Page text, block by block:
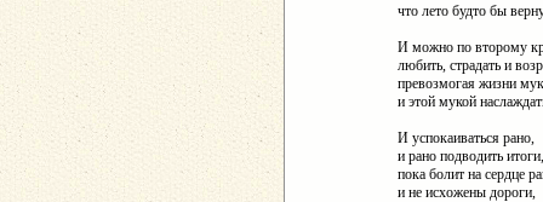
что лето будто бы
И можно по второму
любить, страдать и
превозмогая жизни
и этой мукой
И успокаиваться рано,
и рано подводить итоги,
пока болит на сердце
и не исхожены дороги,